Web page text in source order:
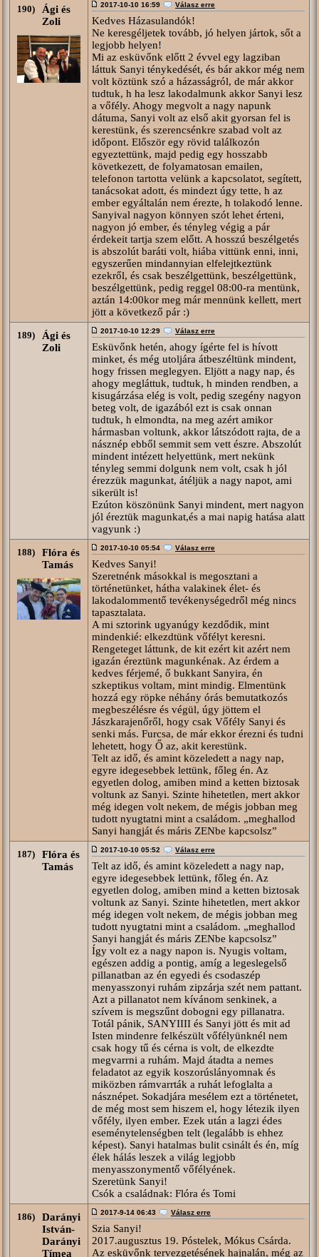
190)
Ági és
Zoli
2017-10-10 16:59 Válasz erre
Kedves Házasulandók!
Ne keresgéljetek tovább, jó helyen jártok, sőt a
legjobb helyen!
Mi az esküvőnk előtt 2 évvel egy lagziban
láttuk Sanyi ténykedését, és bár akkor még nem
volt köztünk szó a házasságról, de már akkor
tudtuk, h ha lesz lakodalmunk akkor Sanyi lesz
a vőfély. Ahogy megvolt a nagy napunk
dátuma, Sanyi volt az első akit gyorsan fel is
kerestünk, és szerencsénkre szabad volt az
időpont. Először egy rövid találkozón
egyeztettünk, majd pedig egy hosszabb
következett, de folyamatosan emailen,
telefonon tartotta velünk a kapcsolatot, segített,
tanácsokat adott, és mindezt úgy tette, h az
ember egyáltalán nem érezte, h tolakodó lenne.
Sanyival nagyon könnyen szót lehet érteni,
nagyon jó ember, és tényleg végig a pár
érdekeit tartja szem előtt. A hosszú beszélgetés
is abszolút baráti volt, hiába vittünk enni, inni,
egyszerűen mindannyian elfelejtkeztünk
ezekről, és csak beszélgettünk, beszélgettünk,
beszélgettünk, pedig reggel 08:00-ra mentünk,
aztán 14:00kor meg már mennünk kellett, mert
jött a következő pár :)
189)
Ági és
Zoli
2017-10-10 12:29 Válasz erre
Esküvőnk hetén, ahogy ígérte fel is hívott
minket, és még utoljára átbeszéltünk mindent,
hogy frissen meglegyen. Eljött a nagy nap, és
ahogy megláttuk, tudtuk, h minden rendben, a
kisugárzása elég is volt, pedig szegény nagyon
beteg volt, de igazából ezt is csak onnan
tudtuk, h elmondta, na meg azért amikor
hármasban voltunk, akkor látszódott rajta, de a
násznép ebből semmit sem vett észre. Abszolút
mindent intézett helyettünk, mert nekünk
tényleg semmi dolgunk nem volt, csak h jól
érezzük magunkat, átéljük a nagy napot, ami
sikerült is!
Ezúton köszönünk Sanyi mindent, mert nagyon
jól éreztük magunkat,és a mai napig hatása alatt
vagyunk :)
188)
Flóra és
Tamás
2017-10-10 05:54 Válasz erre
Kedves Sanyi!
Szeretnénk másokkal is megosztani a
történetünket, hátha valakinek élet- és
lakodalommentő tevékenységedről még nincs
tapasztalata.
A mi sztorink ugyanúgy kezdődik, mint
mindenkié: elkezdtünk vőfélyt keresni.
Rengeteget láttunk, de kit ezért kit azért nem
igazán éreztünk magunkénak. Az érdem a
kedves férjemé, ő bukkant Sanyira, én
szkeptikus voltam, mint mindig. Elmentünk
hozzá egy röpke néhány órás bemutatkozós
megbeszélésre és végül, úgy jöttem el
Jászkarajenőről, hogy csak Vőfély Sanyi és
senki más. Furcsa, de már ekkor érezni és tudni
lehetett, hogy Ő az, akit kerestünk.
Telt az idő, és amint közeledett a nagy nap,
egyre idegesebbek lettünk, főleg én. Az
egyetlen dolog, amiben mind a ketten biztosak
voltunk az Sanyi. Szinte hihetetlen, mert akkor
még idegen volt nekem, de mégis jobban meg
tudott nyugtatni mint a családom. „meghallod
Sanyi hangját és máris ZENbe kapcsolsz”
187)
Flóra és
Tamás
2017-10-10 05:52 Válasz erre
Telt az idő, és amint közeledett a nagy nap,
egyre idegesebbek lettünk, főleg én. Az
egyetlen dolog, amiben mind a ketten biztosak
voltunk az Sanyi. Szinte hihetetlen, mert akkor
még idegen volt nekem, de mégis jobban meg
tudott nyugtatni mint a családom. „meghallod
Sanyi hangját és máris ZENbe kapcsolsz”
Így volt ez a nagy napon is. Nyugis voltam,
egészen addig a pontig, amíg a legeslegelső
pillanatban az én egyedi és csodaszép
menyasszonyi ruhám zipzárja szét nem pattant.
Azt a pillanatot nem kívánom senkinek, a
szívem is megszűnt dobogni egy pillanatra.
Totál pánik, SANYIIII és Sanyi jött és mit ad
Isten mindenre felkészült vőfélyünknél nem
csak hogy tű és cérna is volt, de elkezdte
megvarrni a ruhám. Majd átadta a nemes
feladatot az egyik koszorúslányomnak és
miközben rámvarrták a ruhát lefoglalta a
násznépet. Sokadjára mesélem ezt a történetet,
de még most sem hiszem el, hogy létezik ilyen
vőfély, ilyen ember. Ezek után a lagzi édes
eseménytelenségben telt (legalább is ehhez
képest). Sanyi hatalmas bulit csinált és én, míg
élek hálás leszek a világ legjobb
menyasszonymentő vőfélyének.
Szeretünk Sanyi!
Csók a családnak: Flóra és Tomi
186)
Darányi
István-
Darányi
Tímea
2017-9-14 06:43 Válasz erre
Szia Sanyi!
2017.augusztus 19. Póstelek, Mókus Csárda.
Az esküvőnk tervezgetésének hajnalán, még az